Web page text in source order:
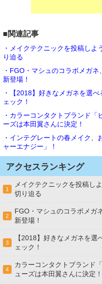
■関連記事
・メイクテクニックを投稿し
り迫る
・FGO・マシュのコラボメガ
新登場！
・【2018】好きなメガネを選
ェック！
・カラーコンタクトブランド「
ーズは本田翼さんに決定！
・インテグレートの春メイク
ャーエナジー」！
アクセスランキング
1
メイクテクニックを投稿し
切り迫る
2
FGO・マシュのコラボメガ
新登場！
3
【2018】好きなメガネを
ェック！
4
カラーコンタクトブランド
ューズは本田翼さんに決定！